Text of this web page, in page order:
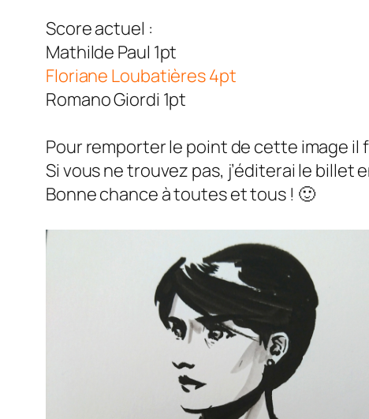
Score actuel :
Mathilde Paul 1pt
Floriane Loubatières 4pt
Romano Giordi 1pt
Pour remporter le point de cette image il
Si vous ne trouvez pas, j’éditerai le billet
Bonne chance à toutes et tous ! 🙂